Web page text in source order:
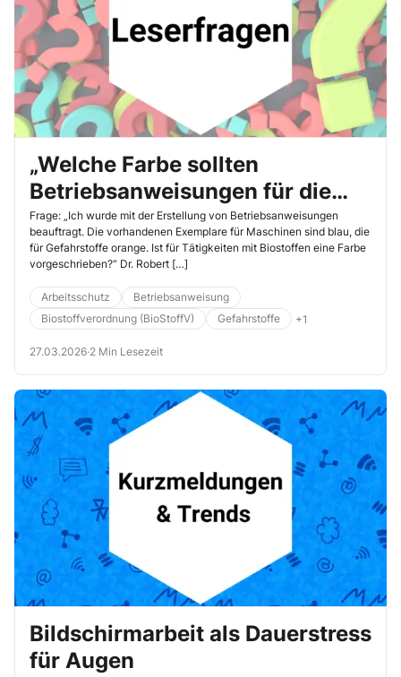
„Welche Farbe sollten
Betriebsanweisungen für die
Arbeit mit Biostoffen haben?“
Frage: „Ich wurde mit der Erstellung von Betriebsanweisungen
beauftragt. Die vorhandenen Exemplare für Maschinen sind blau, die
für Gefahrstoffe orange. Ist für Tätigkeiten mit Biostoffen eine Farbe
vorgeschrieben?“ Dr. Robert […]
Arbeitsschutz
Betriebsanweisung
Biostoffverordnung (BioStoffV)
Gefahrstoffe +1
27.03.2026·2 Min Lesezeit
Bildschirmarbeit als Dauerstress
für Augen